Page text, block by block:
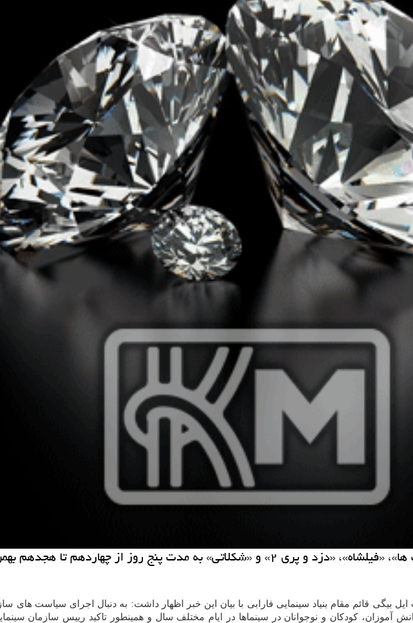
به گزارش كاراموند فیلم های «قهرمانان كوچك»، «دنیای كیف ها»، «فیلشاه»، «دزد و پری ۲» و
ایل بیگی قائم مقام بنیاد سینمایی فارابی با بیان این خبر اظهار داشت: به دنبال اجرای سیاست
آموزان، كودكان و نوجوانان در سینماها در ایام مختلف سال و همینطور تاكید رییس سازمان